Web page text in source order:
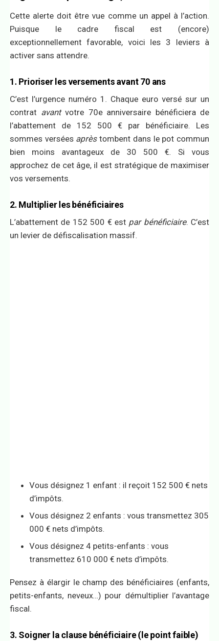
Cette alerte doit être vue comme un appel à l’action.
Puisque le cadre fiscal est (encore)
exceptionnellement favorable, voici les 3 leviers à
activer sans attendre.
1. Prioriser les versements avant 70 ans
C’est l’urgence numéro 1. Chaque euro versé sur un
contrat avantvotre 70e anniversaire bénéficiera de
l’abattement de 152 500 € par bénéficiaire. Les
sommes versées aprèstombent dans le pot commun
bien moins avantageux de 30 500 €. Si vous
approchez de cet âge, il est stratégique de maximiser
vos versements.
2. Multiplier les bénéficiaires
L’abattement de 152 500 € est par bénéficiaire. C’est
un levier de défiscalisation massif.
Vous désignez 1 enfant : il reçoit 152 500 € nets
d’impôts.
Vous désignez 2 enfants : vous transmettez 305
000 € nets d’impôts.
Vous désignez 4 petits-enfants : vous
transmettez 610 000 € nets d’impôts.
Pensez à élargir le champ des bénéficiaires (enfants,
petits-enfants, neveux…) pour démultiplier l’avantage
fiscal.
3. Soigner la clause bénéficiaire (le point faible)